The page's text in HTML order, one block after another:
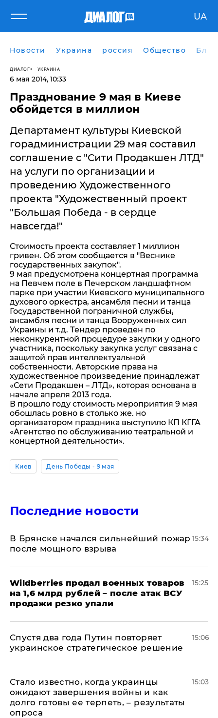
UA
Новости Украина россия Общество
ДИАЛОГ УКРАИНА
6 мая 2014, 10:33
Празднование 9 мая в Киеве
обойдется в миллион
Департамент культуры Киевской
горадминистрации 29 мая составил
соглашение с "Сити Продакшен ЛТД"
на услуги по организации и
проведению Художественного
проекта "Художественный проект
"Большая Победа - в сердце
навсегда!"
Стоимость проекта составляет 1 миллион
гривен. Об этом сообщается в "Веснике
государственных закупок".
9 мая предусмотрена концертная программа
на Певчем поле в Печерском ландшафтном
парке при участии Киевского муниципального
духового оркестра, ансамбля песни и танца
Государственной пограничной службы,
ансамбля песни и танца Вооруженных сил
Украины и т.д. Тендер проведен по
неконкурентной процедуре закупки у одного
участника, поскольку закупка услуг связана с
защитой прав интеллектуальной
собственности. Авторские права на
художественное произведение принадлежат
«Сети Продакшен – ЛТД», которая основана в
начале апреля 2013 года.
В прошло году стоимость мероприятия 9 мая
обошлась ровно в столько же. но
организатором праздника выступило КП КГГА
«Агентство по обслуживанию театральной и
концертной деятельности».
Киев День Победы - 9 мая
Последние новости
В Брянске начался сильнейший пожар
после мощного взрыва
15:34
​Wildberries продал военных товаров
на 1,6 млрд рублей – после атак ВСУ
продажи резко упали
15:25
Спустя два года Путин повторяет
украинское стратегическое решение
15:06
Стало известно, когда украинцы
ожидают завершения войны и как
долго готовы ее терпеть, – результаты
опроса
15:03